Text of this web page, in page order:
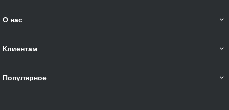
О нас
Клиентам
Популярное